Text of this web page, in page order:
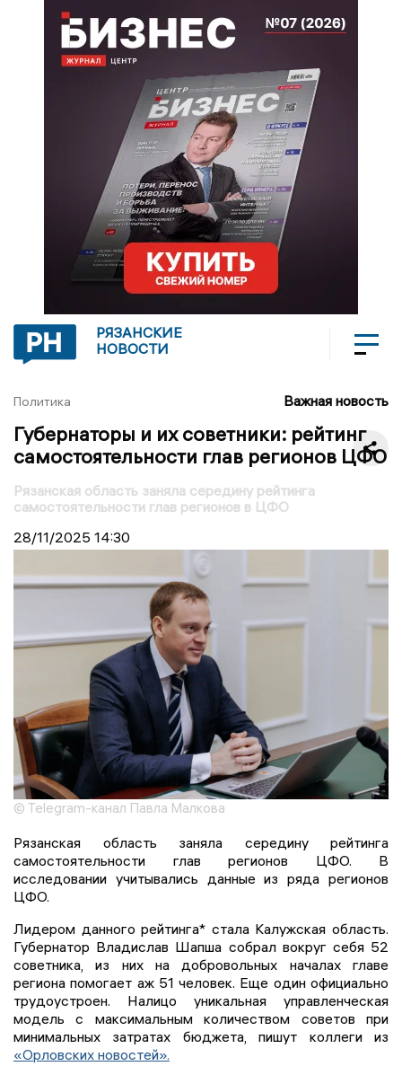
РЯЗАНСКИЕ
НОВОСТИ
Политика Важная новость
Губернаторы и их советники: рейтинг
самостоятельности глав регионов ЦФО
Рязанская область заняла середину рейтинга
самостоятельности глав регионов в ЦФО
28/11/2025 14:30
© Telegram-канал Павла Малкова
Рязанская область заняла середину рейтинга
самостоятельности глав регионов ЦФО. В
исследовании учитывались данные из ряда регионов
ЦФО.
Лидером данного рейтинга* стала Калужская область.
Губернатор Владислав Шапша собрал вокруг себя 52
советника, из них на добровольных началах главе
региона помогает аж 51 человек. Еще один официально
трудоустроен. Налицо уникальная управленческая
модель с максимальным количеством советов при
минимальных затратах бюджета, пишут коллеги из
«Орловских новостей».